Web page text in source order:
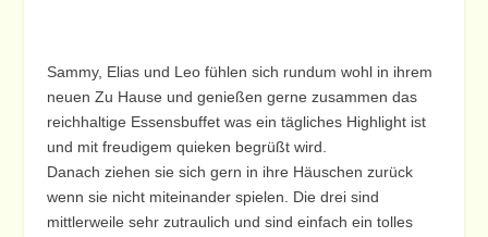
Sammy, Elias und Leo fühlen sich rundum wohl in ihrem
neuen Zu Hause und genießen gerne zusammen das
reichhaltige Essensbuffet was ein tägliches Highlight ist
und mit freudigem quieken begrüßt wird.
Danach ziehen sie sich gern in ihre Häuschen zurück
wenn sie nicht miteinander spielen. Die drei sind
mittlerweile sehr zutraulich und sind einfach ein tolles